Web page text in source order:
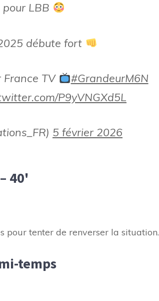
LBB
débute fort
France TV
#GrandeurM6N
P9yVNGXd5L
5 février 2026
40'
pour tenter de renverser la situation.
temps